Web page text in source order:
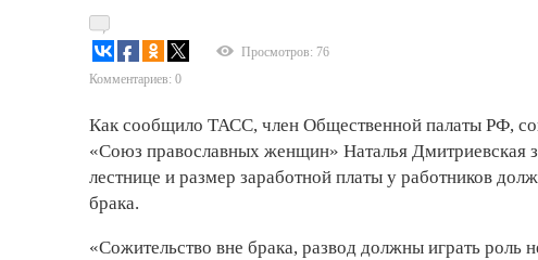
Комментариев: 0
Просмотров: 76
Как сообщило ТАСС, член Общественной палаты РФ,
«Союз православных женщин» Наталья Дмитриевская
лестнице и размер заработной платы у работников
брака.
«Сожительство вне брака, развод должны играть роль